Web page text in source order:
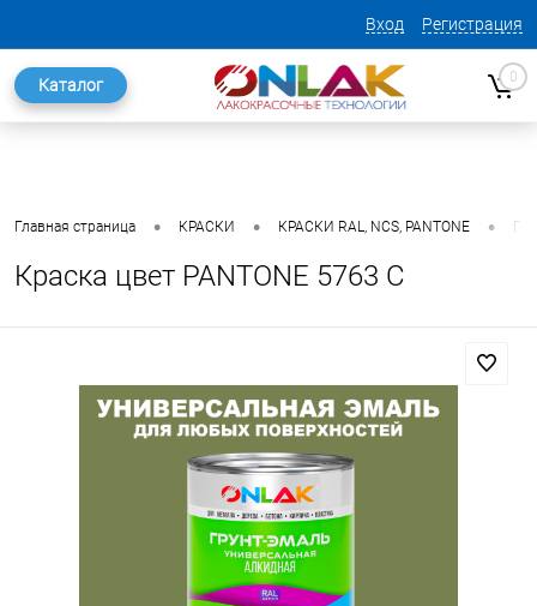
Вход Регистрация
Каталог 0
Главная страница • КРАСКИ • КРАСКИ RAL, NCS, PANTONE •
Краска цвет PANTONE 5763 C